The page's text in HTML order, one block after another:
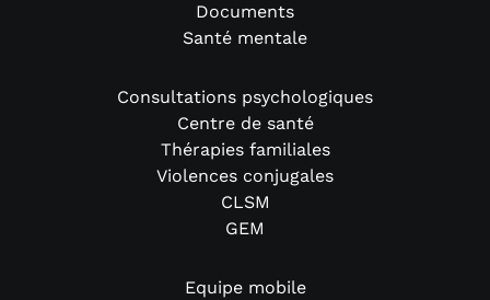
Documents
Santé mentale
Consultations psychologiques
Centre de santé
Thérapies familiales
Violences conjugales
CLSM
GEM
Equipe mobile